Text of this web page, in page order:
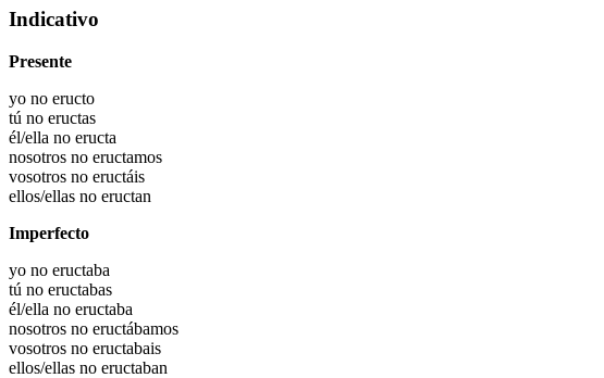
Indicativo
Presente
yo no eructo
tú no eructas
él/ella no eructa
nosotros no eructamos
vosotros no eructáis
ellos/ellas no eructan
Imperfecto
yo no eructaba
tú no eructabas
él/ella no eructaba
nosotros no eructábamos
vosotros no eructabais
ellos/ellas no eructaban